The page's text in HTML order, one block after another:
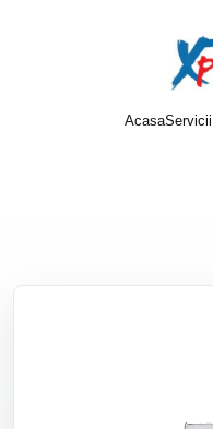
AcasaServicii